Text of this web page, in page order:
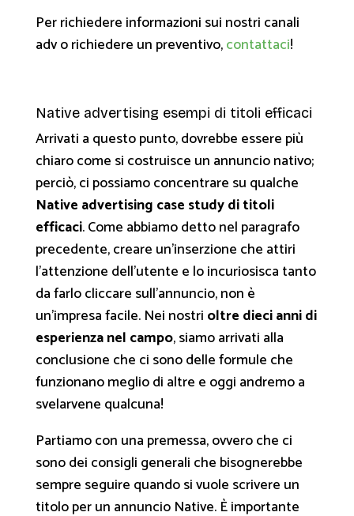
Per richiedere informazioni sui nostri canali
adv o richiedere un preventivo,contattaci!
Native advertising esempi di titoli efficaci
Arrivati a questo punto, dovrebbe essere più
chiaro come si costruisce un annuncio nativo;
perciò, ci possiamo concentrare su qualche
Native advertising case study di titoli
efficaci. Come abbiamo detto nel paragrafo
precedente, creare un’inserzione che attiri
l’attenzione dell’utente e lo incuriosisca tanto
da farlo cliccare sull’annuncio, non è
un’impresa facile. Nei nostri oltre dieci anni di
esperienza nel campo, siamo arrivati alla
conclusione che ci sono delle formule che
funzionano meglio di altre e oggi andremo a
svelarvene qualcuna!
Partiamo con una premessa, ovvero che ci
sono dei consigli generali che bisognerebbe
sempre seguire quando si vuole scrivere un
titolo per un annuncio Native. È importante